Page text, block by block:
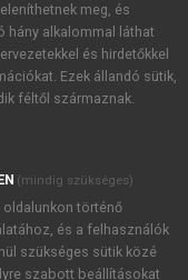
akcióiról.
újdonságairól,
tudomásul
a szotar.netés a
foglaltakat
meg, és
hány alkalommal láthat
és hirdetőkkel
Ezek állandó sütik,
féltől származnak.
(mindig szükséges)
oldalunkon történő
és a felhasználók
szükséges sütik közé
szabott beállításokat